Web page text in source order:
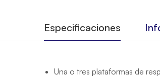
Especificaciones
Una o tres plataformas de